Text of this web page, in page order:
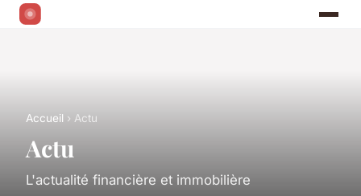
Accueil › Actu
Actu
L'actualité financière et immobilière